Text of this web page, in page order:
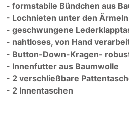
- formstabile Bündchen aus
- Lochnieten unter den Ärmeln
- geschwungene
- nahtloses, von Hand
- Button-Down-Kragen-
- Innenfutter aus Baumwolle
- 2 verschließbare
- 2 Innentaschen